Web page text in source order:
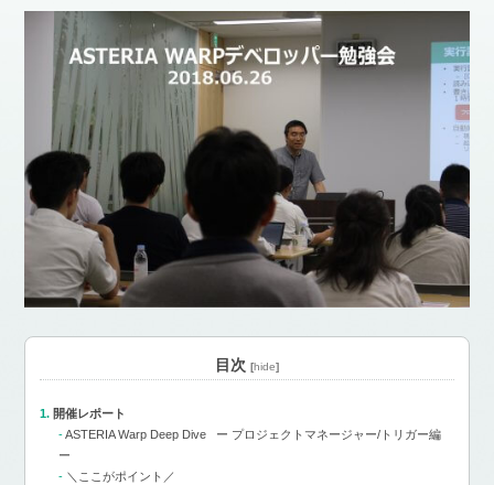
目次 [hide]
開催レポート
ASTERIA Warp Deep Dive ー プロジェクトマネージャー/トリガー編
ー
＼ここがポイント／